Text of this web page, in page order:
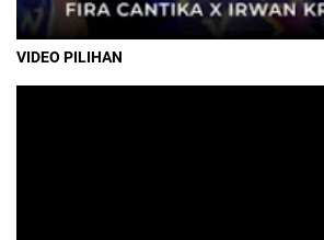
VIDEO PILIHAN